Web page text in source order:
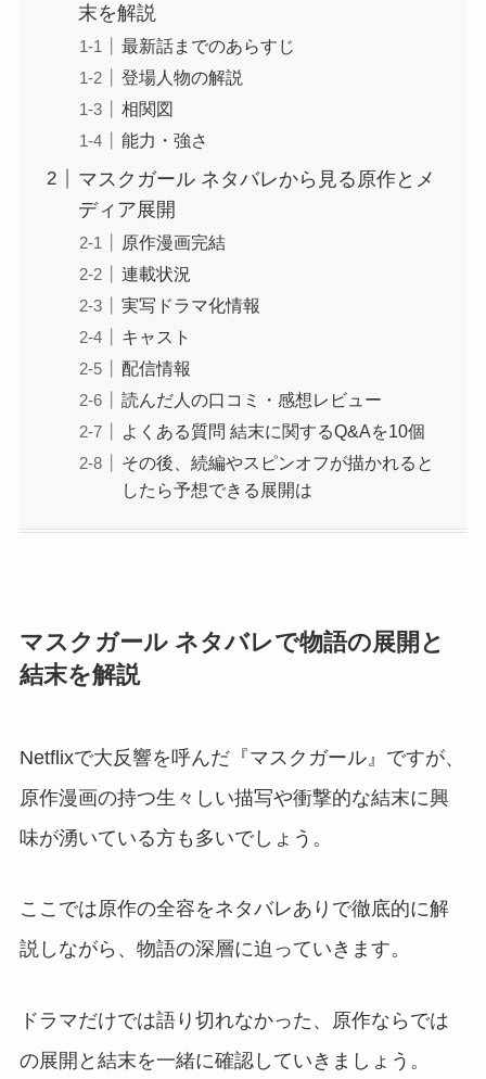
末を解説
最新話までのあらすじ
登場人物の解説
相関図
能力・強さ
マスクガール ネタバレから見る原作とメ
ディア展開
原作漫画完結
連載状況
実写ドラマ化情報
キャスト
配信情報
読んだ人の口コミ・感想レビュー
よくある質問 結末に関するQ&Aを10個
その後、続編やスピンオフが描かれると
したら予想できる展開は
マスクガール ネタバレで物語の展開と
結末を解説
Netflixで大反響を呼んだ『マスクガール』ですが、
原作漫画の持つ生々しい描写や衝撃的な結末に興
味が湧いている方も多いでしょう。
ここでは原作の全容をネタバレありで徹底的に解
説しながら、物語の深層に迫っていきます。
ドラマだけでは語り切れなかった、原作ならでは
の展開と結末を一緒に確認していきましょう。